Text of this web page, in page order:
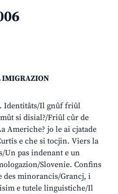
IMIGRAZION
Identitâts/Il gnûf friûl
si disial?/Friûl cûr de
Americhe? jo le ai cjatade
e che si tocjin. Viers la
Un pas indenant e un
Slovenie. Confins
des minorancis/Grancj, i
e tutele linguistiche/Il